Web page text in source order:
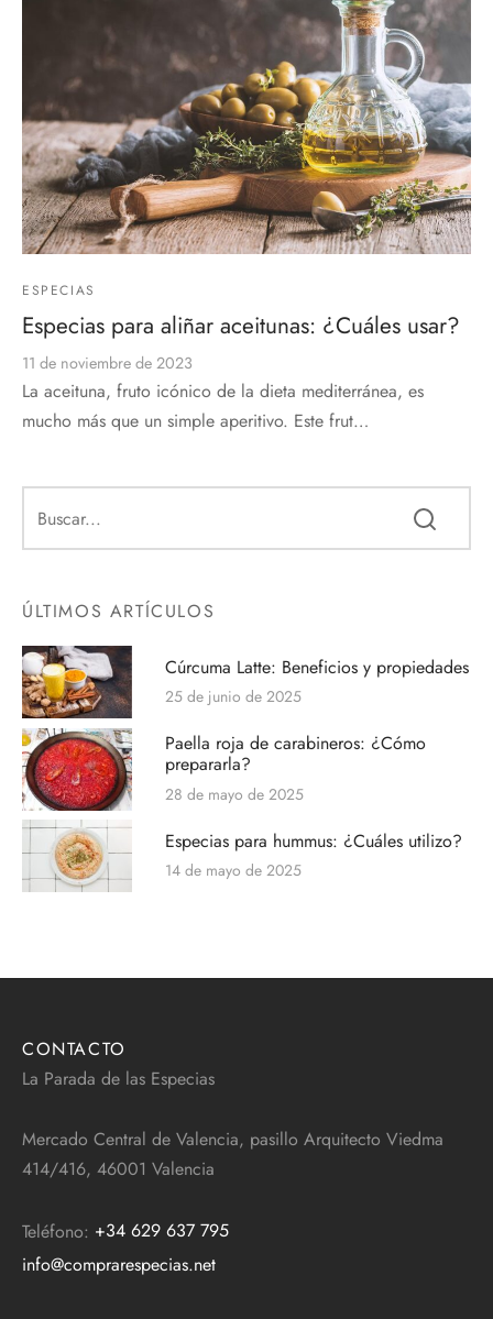
ESPECIAS
Especias para aliñar aceitunas: ¿Cuáles usar?
11 de noviembre de 2023
La aceituna, fruto icónico de la dieta mediterránea, es
mucho más que un simple aperitivo. Este frut…
ÚLTIMOS ARTÍCULOS
Cúrcuma Latte: Beneficios y propiedades
25 de junio de 2025
Paella roja de carabineros: ¿Cómo
prepararla?
28 de mayo de 2025
Especias para hummus: ¿Cuáles utilizo?
14 de mayo de 2025
CONTACTO
La Parada de las Especias
Mercado Central de Valencia, pasillo Arquitecto Viedma
414/416, 46001 Valencia
Teléfono: +34 629 637 795
info@comprarespecias.net